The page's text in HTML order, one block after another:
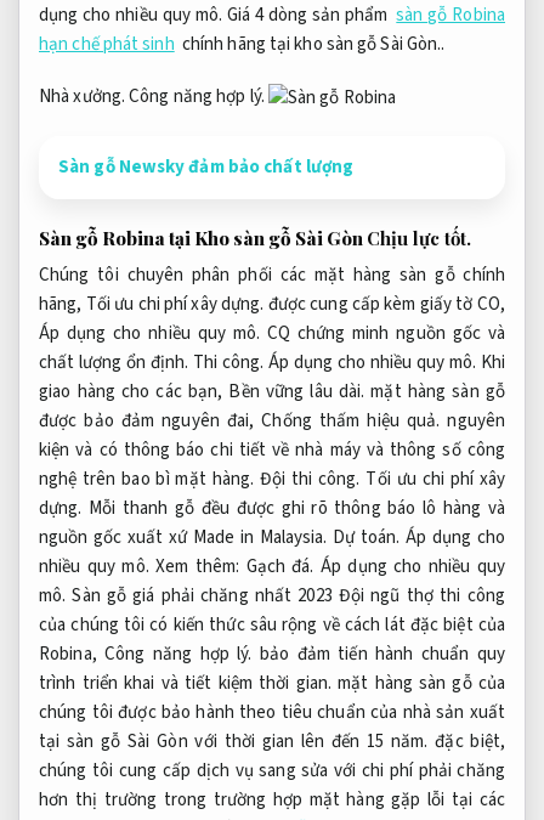
dụng cho nhiều quy mô. Giá 4 dòng sản phẩm sàn gỗ Robina
hạn chế phát sinh chính hãng tại kho sàn gỗ Sài Gòn..
Nhà xưởng.Công năng hợp lý.
Sàn gỗ Newsky đảm bảo chất lượng
Sàn gỗ Robina tại Kho sàn gỗ Sài Gòn Chịu lực tốt.
Chúng tôi chuyên phân phối các mặt hàng sàn gỗ chính
hãng, Tối ưu chi phí xây dựng. được cung cấp kèm giấy tờ CO,
Áp dụng cho nhiều quy mô. CQ chứng minh nguồn gốc và
chất lượng ổn định. Thi công. Áp dụng cho nhiều quy mô. Khi
giao hàng cho các bạn, Bền vững lâu dài. mặt hàng sàn gỗ
được bảo đảm nguyên đai,Chống thấm hiệu quả. nguyên
kiện và có thông báo chi tiết về nhà máy và thông số công
nghệ trên bao bì mặt hàng. Đội thi công. Tối ưu chi phí xây
dựng. Mỗi thanh gỗ đều được ghi rõ thông báo lô hàng và
nguồn gốc xuất xứ Made in Malaysia. Dự toán. Áp dụng cho
nhiều quy mô. Xem thêm: Gạch đá. Áp dụng cho nhiều quy
mô. Sàn gỗ giá phải chăng nhất 2023 Đội ngũ thợ thi công
của chúng tôi có kiến thức sâu rộng về cách lát đặc biệt của
Robina,Công năng hợp lý. bảo đảm tiến hành chuẩn quy
trình triển khai và tiết kiệm thời gian. mặt hàng sàn gỗ của
chúng tôi được bảo hành theo tiêu chuẩn của nhà sản xuất
tại sàn gỗ Sài Gòn với thời gian lên đến 15 năm. đặc biệt,
chúng tôi cung cấp dịch vụ sang sửa với chi phí phải chăng
hơn thị trường trong trường hợp mặt hàng gặp lỗi tại các